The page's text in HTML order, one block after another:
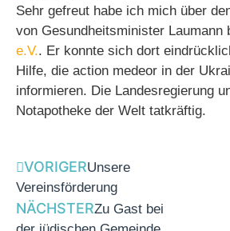
Sehr gefreut habe ich mich über
von Gesundheitsminister Laumann
e.V.. Er konnte sich dort
Hilfe, die action medeor in der
informieren. Die Landesregierung
Notapotheke der Welt tatkräftig.
VORIGERUnsere
Vereinsförderung
NÄCHSTERZu Gast bei